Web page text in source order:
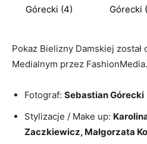
Górecki (4)
Górecki
Pokaz Bielizny Damskiej został
Medialnym przez
Fotograf: Sebastian Górecki
Stylizacje / Make up:
Zaczkiewicz, Małgorzata